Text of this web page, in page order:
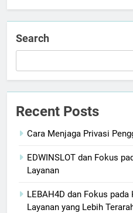
Search
Recent Posts
Cara Menjaga Privasi
EDWINSLOT dan Fokus
Layanan
LEBAH4D dan Fokus pada
Layanan yang Lebih